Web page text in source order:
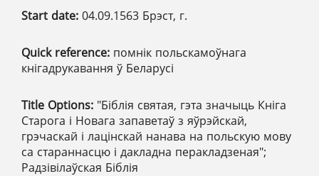
Start date: 04.09.1563 Брэст, г.
Quick reference: помнік польскамоўнага
кнігадрукавання ў Беларусі
Title Options: "Бiблiя святая, гэта значыць Кнiга
Старога i Новага запаветаў з яўрэйскай,
грэчаскай i лацiнскай нанава на польскую мову
са стараннасцю i дакладна перакладзеная";
Радзівілаўская Біблія